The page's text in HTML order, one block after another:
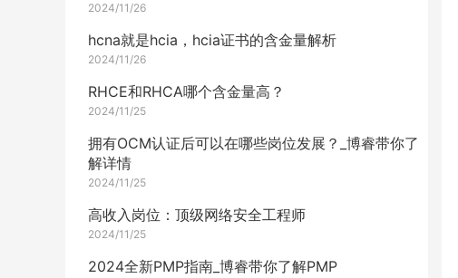
2024/11/26
hcna就是hcia，hcia证书的含金量解析
2024/11/26
RHCE和RHCA哪个含金量高？
2024/11/25
拥有OCM认证后可以在哪些岗位发展？_博睿带你了
解详情
2024/11/25
高收入岗位：顶级网络安全工程师
2024/11/25
2024全新PMP指南_博睿带你了解PMP